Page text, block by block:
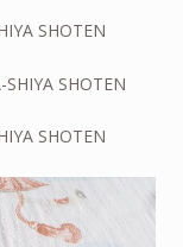
SHOTEN
SHOTEN